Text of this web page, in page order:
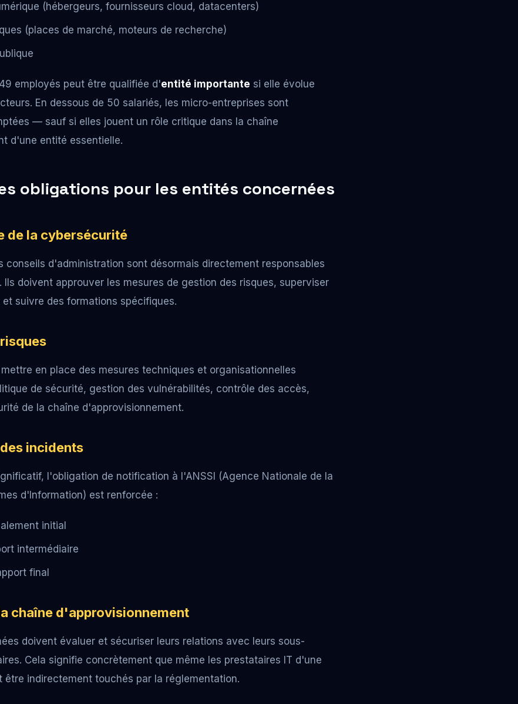
(hébergeurs, fournisseurs cloud, datacenters)
(places de marché, moteurs de recherche)
employés peut être qualifiée d'entité importante si elle évolue
En dessous de 50 salariés, les micro-entreprises sont
— sauf si elles jouent un rôle critique dans la chaîne
d'une entité essentielle.
obligations pour les entités concernées
de la cybersécurité
conseils d'administration sont désormais directement responsables
Ils doivent approuver les mesures de gestion des risques, superviser
suivre des formations spécifiques.
en place des mesures techniques et organisationnelles
de sécurité, gestion des vulnérabilités, contrôle des accès,
de la chaîne d'approvisionnement.
incidents
l'obligation de notification à l'ANSSI (Agence Nationale de la
d'Information) est renforcée :
initial
intermédiaire
final
chaîne d'approvisionnement
doivent évaluer et sécuriser leurs relations avec leurs sous-
Cela signifie concrètement que même les prestataires IT d'une
être indirectement touchés par la réglementation.